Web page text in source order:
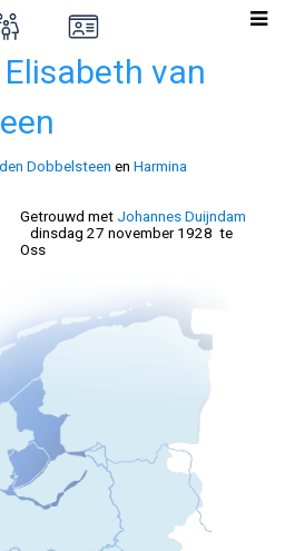
van
Dobbelsteen en Harmina
Getrouwd metJohannes Duijndam
dinsdag 27 november 1928 te
Oss